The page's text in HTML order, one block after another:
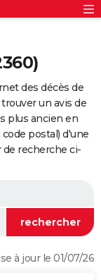
des décès de
un avis de
plus ancien en
postal) d'une
recherche ci-
à jour le 01/07/26